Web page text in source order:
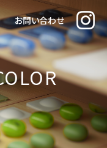
お問い合わせ